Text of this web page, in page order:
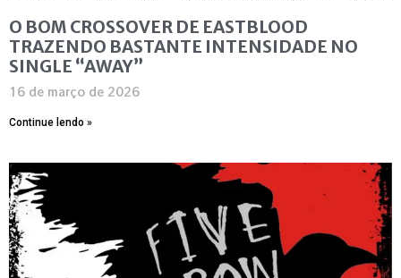
O BOM CROSSOVER DE EASTBLOOD
TRAZENDO BASTANTE INTENSIDADE NO
SINGLE “AWAY”
16 de março de 2026
Continue lendo »